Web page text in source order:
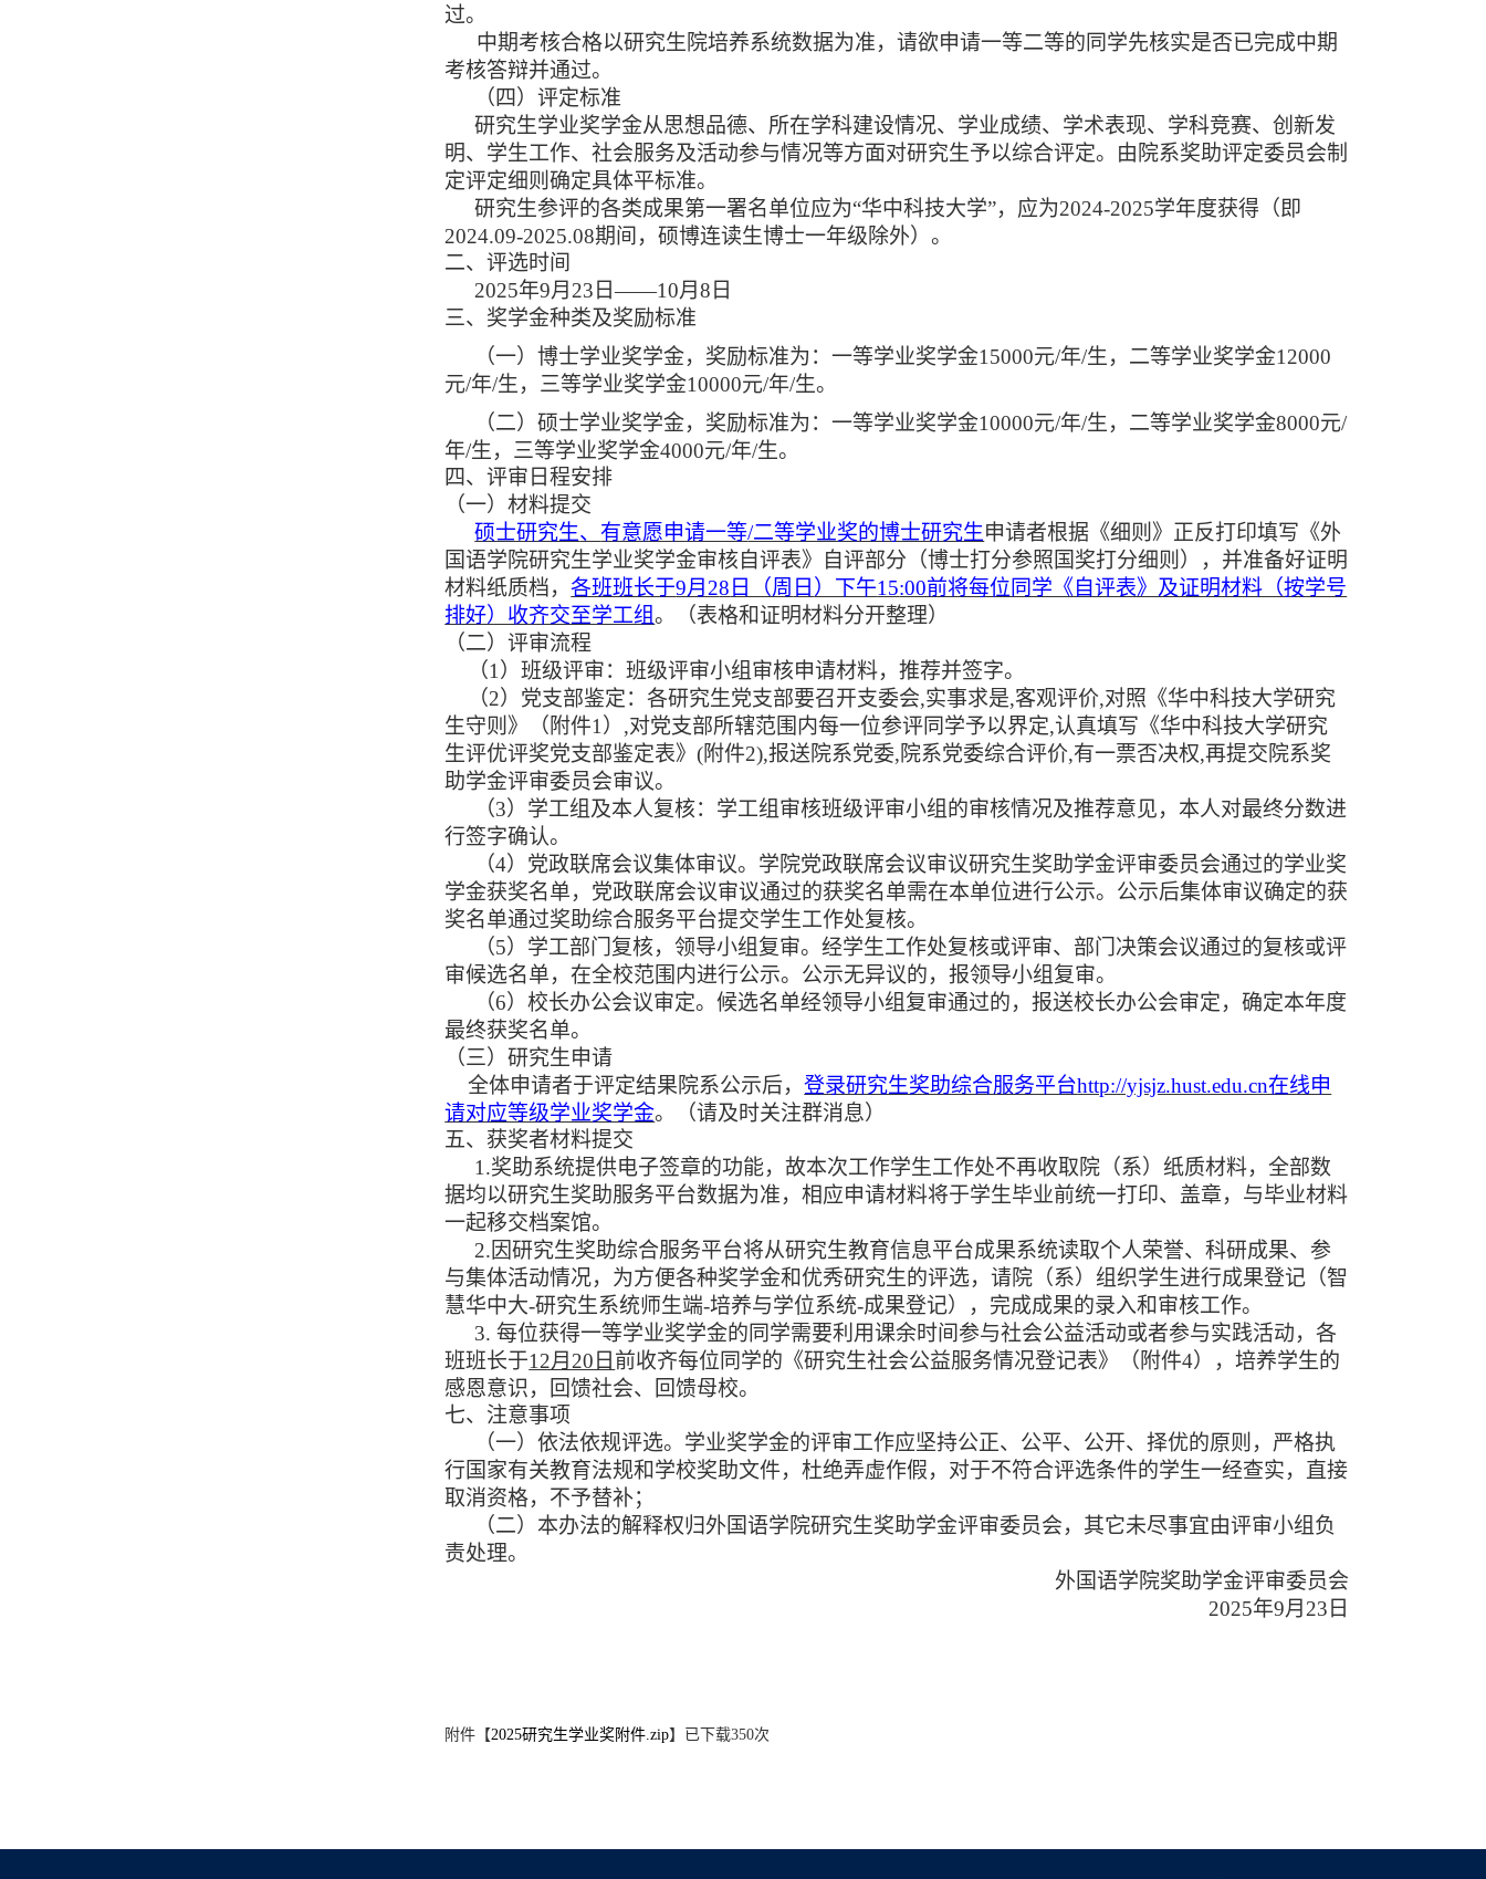
过。
中期考核合格以研究生院培养系统数据为准，请欲申请一等二等的同学先核实是否已完成中期
考核答辩并通过。
（四）评定标准
研究生学业奖学金从思想品德、所在学科建设情况、学业成绩、学术表现、学科竞赛、创新发
明、学生工作、社会服务及活动参与情况等方面对研究生予以综合评定。由院系奖助评定委员会制
定评定细则确定具体平标准。
研究生参评的各类成果第一署名单位应为“华中科技大学”，应为2024-2025学年度获得（即
2024.09-2025.08期间，硕博连读生博士一年级除外）。
二、评选时间
2025年9月23日——10月8日
三、奖学金种类及奖励标准
（一）博士学业奖学金，奖励标准为：一等学业奖学金15000元/年/生，二等学业奖学金12000
元/年/生，三等学业奖学金10000元/年/生。
（二）硕士学业奖学金，奖励标准为：一等学业奖学金10000元/年/生，二等学业奖学金8000元/
年/生，三等学业奖学金4000元/年/生。
四、评审日程安排
（一）材料提交
硕士研究生、 有意愿申请一等/二等学业奖的博士研究生申请者根据《细则》正反打印填写《外
国语学院研究生学业奖学金审核自评表》自评部分（博士打分参照国奖打分细则），并准备好证明
材料纸质档，各班班长于9月28 日（周 日 ）下午15:00前将每位同学《自评表》及证明材料（按学号
排好）收齐交至学工组。（表格和证明材料分开整理）
（二）评审流程
（1）班级评审：班级评审小组审核申请材料，推荐并签字。
（2）党支部鉴定：各研究生党支部要召开支委会,实事求是,客观评价,对照《华中科技大学研究
生守则》（附件1）,对党支部所辖范围内每一位参评同学予以界定,认真填写《华中科技大学研究
生评优评奖党支部鉴定表》(附件2),报送院系党委,院系党委综合评价,有一票否决权,再提交院系奖
助学金评审委员会审议。
（3）学工组及本人复核：学工组审核班级评审小组的审核情况及推荐意见，本人对最终分数进
行签字确认。
（4）党政联席会议集体审议。学院党政联席会议审议研究生奖助学金评审委员会通过的学业奖
学金获奖名单，党政联席会议审议通过的获奖名单需在本单位进行公示。公示后集体审议确定的获
奖名单通过奖助综合服务平台提交学生工作处复核。
（5）学工部门复核，领导小组复审。经学生工作处复核或评审、部门决策会议通过的复核或评
审候选名单，在全校范围内进行公示。公示无异议的，报领导小组复审。
（6）校长办公会议审定。候选名单经领导小组复审通过的，报送校长办公会审定，确定本年度
最终获奖名单。
（三）研究生申请
全体申请者于评定结果院系公示后，登录研究生奖助综合服务平台http://yjsjz.hust.edu.cn在线申
请对应等级学业奖学金。 （请及时关注群消息）
五、获奖者材料提交
1.奖助系统提供电子签章的功能，故本次工作学生工作处不再收取院（系）纸质材料，全部数
据均以研究生奖助服务平台数据为准，相应申请材料将于学生毕业前统一打印、盖章，与毕业材料
一起移交档案馆。
2.因研究生奖助综合服务平台将从研究生教育信息平台成果系统读取个人荣誉、科研成果、参
与集体活动情况，为方便各种奖学金和优秀研究生的评选，请院（系）组织学生进行成果登记（智
慧华中大-研究生系统师生端-培养与学位系统-成果登记），完成成果的录入和审核工作。
3. 每位获得一等学业奖学金的同学需要利用课余时间参与社会公益活动或者参与实践活动，各
班班长于12月20日 前收齐每位同学的《研究生社会公益服务情况登记表》（附件4），培养学生的
感恩意识，回馈社会、回馈母校。
七、注意事项
（一）依法依规评选。学业奖学金的评审工作应坚持公正、公平、公开、择优的原则，严格执
行国家有关教育法规和学校奖助文件，杜绝弄虚作假，对于不符合评选条件的学生一经查实，直接
取消资格，不予替补；
（二）本办法的解释权归外国语学院研究生奖助学金评审委员会，其它未尽事宜由评审小组负
责处理。
外国语学院奖助学金评审委员会
2025年9月23日
附件【2025研究生学业奖附件.zip】已下载350次